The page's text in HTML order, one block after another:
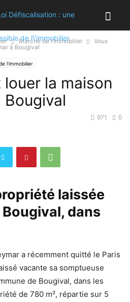
Marché de l’immobilier
Vous
à Bougival
l’immobilier
louer la maison
Bougival
0
971
laissée
dans
a récemment quitté le Paris
vacante sa somptueuse
de Bougival, dans les
de 780 m², répartie sur 5